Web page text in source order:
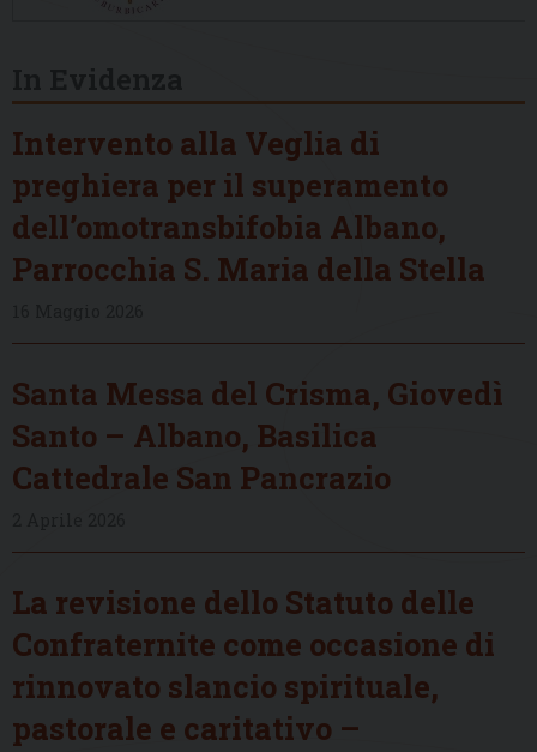
Intervento alla Veglia di
preghiera per il superamento
dell’omotransbifobia Albano,
Parrocchia S. Maria della Stella
Santa Messa del Crisma, Giovedì
Santo – Albano, Basilica
Cattedrale San Pancrazio
La revisione dello Statuto delle
Confraternite come occasione di
rinnovato slancio spirituale,
pastorale e caritativo –